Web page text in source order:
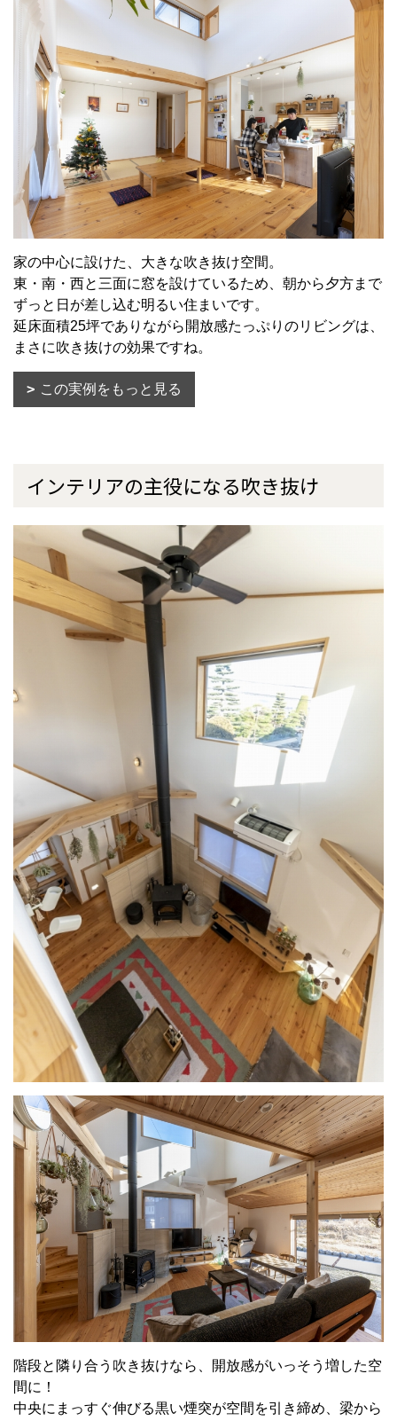
家の中心に設けた、大きな吹き抜け空間。
東・南・西と三面に窓を設けているため、朝から夕方まで
ずっと日が差し込む明るい住まいです。
延床面積25坪でありながら開放感たっぷりのリビングは、
まさに吹き抜けの効果ですね。
この実例をもっと見る
インテリアの主役になる吹き抜け
階段と隣り合う吹き抜けなら、開放感がいっそう増した空
間に！
中央にまっすぐ伸びる黒い煙突が空間を引き締め、梁から